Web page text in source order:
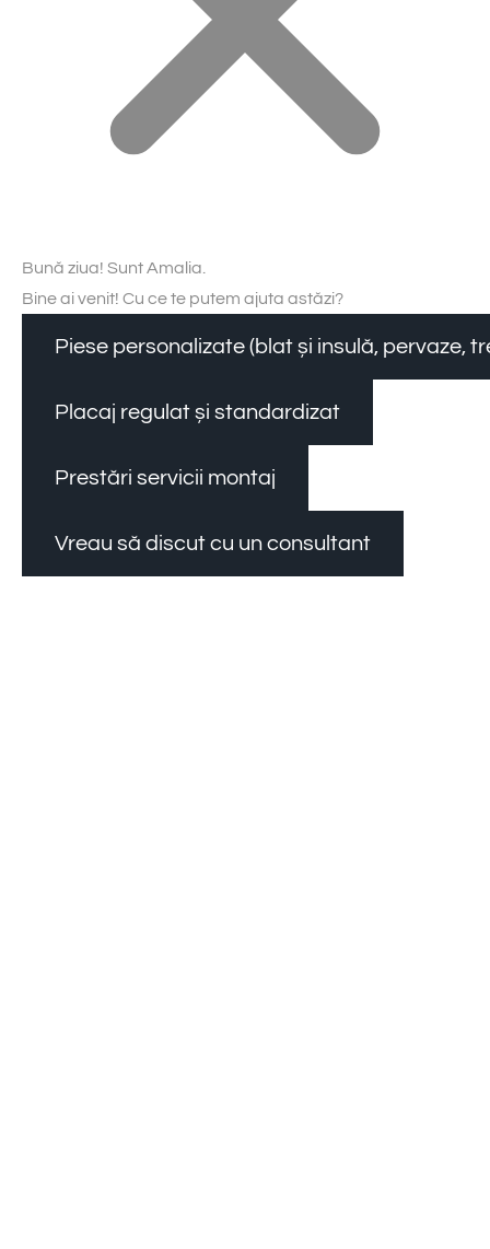
Bună ziua! Sunt Amalia.
Bine ai venit! Cu ce te putem ajuta astăzi?
Piese personalizate (blat și insulă, pervaze,
Placaj regulat și standardizat
Prestări servicii montaj
Vreau să discut cu un consultant